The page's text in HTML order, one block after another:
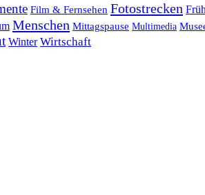
Film & Fernsehen Fotostrecken
Menschen Mittagspause Multimedia
Winter Wirtschaft